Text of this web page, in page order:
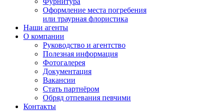
Оформление места погребения
или траурная флористика
Наши агенты
О компании
Руководство и агентство
Полезная информация
Фотогалерея
Документация
Вакансии
Стать партнёром
Обряд отпевания певчими
Контакты